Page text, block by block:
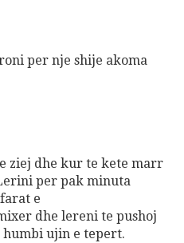
per nje shije akoma
ziej dhe kur te kete marr
per pak minuta
e
dhe lereni te pushoj
humbi ujin e tepert.